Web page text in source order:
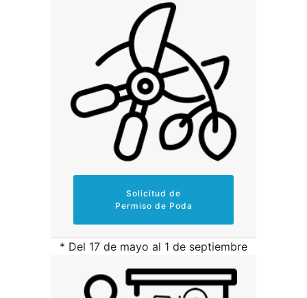
Solicitud de
Permiso de Poda
* Del 17 de mayo al 1 de septiembre